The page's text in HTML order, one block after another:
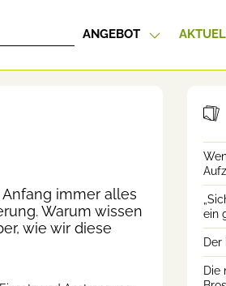
ANGEBOT
immer alles
Warum wissen
wie wir diese
ein
Der
Die